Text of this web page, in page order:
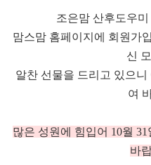
조은맘 산후도우
맘스맘 홈페이지에 회원가
신
알찬 선물을 드리고 있으
여
많은 성원에 힘입어 10월
바